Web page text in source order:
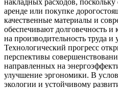
накладных расходов,
аренде или покупке
качественные материалы и
обеспечивают долговечность
на производительность труда и
Технологический прогресс
перспективы
направленных на
улучшение эргономики. В
экологии и устойчивому